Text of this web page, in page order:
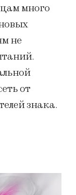
много
не
от
знака.